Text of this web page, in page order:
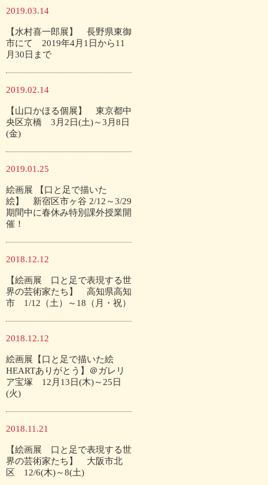
2019.03.14
【水村喜一郎展】 長野県東御
市にて 2019年4月1日から11
月30日まで
2019.02.14
【山口かほる個展】 東京都中
央区京橋 3月2日(土)～3月8日
(金)
2019.01.25
絵画展 【口と足で描いた
絵】 新宿区市ヶ谷 2/12～3/29
期間中に春休み特別課外授業開
催！
2018.12.12
【絵画展 口と足で表現する世
界の芸術家たち】 高知県高知
市 1/12（土）～18（月・祝）
2018.12.12
絵画展【口と足で描いた絵
HEARTありがとう】＠ガレリ
ア宝塚 12月13日(木)～25日
(火)
2018.11.21
【絵画展 口と足で表現する世
界の芸術家たち】 大阪市北
区 12/6(木)～8(土)